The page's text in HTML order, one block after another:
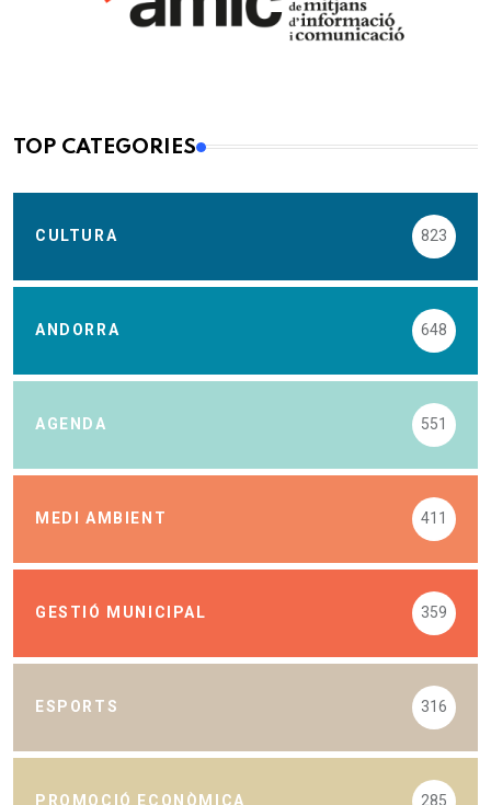
TOP CATEGORIES
CULTURA 823
ANDORRA 648
AGENDA 551
MEDI AMBIENT 411
GESTIÓ MUNICIPAL 359
ESPORTS 316
PROMOCIÓ ECONÒMICA 285